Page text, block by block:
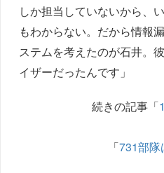
しか担当していないから、
もわからない。だから情報
ステムを考えたのが石井。
イザーだったんです」
続きの記事「
「731部隊